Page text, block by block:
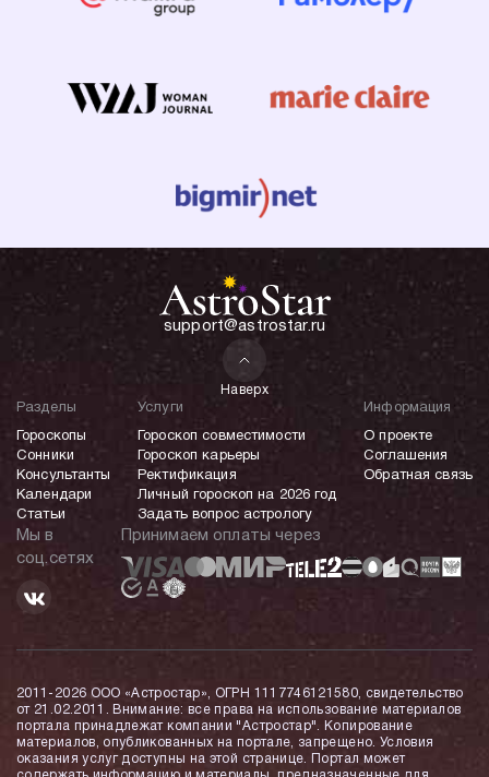
support@astrostar.ru
Наверх
Разделы
Гороскопы
Сонники
Консультанты
Календари
Статьи
Услуги
Гороскоп совместимости
Гороскоп карьеры
Ректификация
Личный гороскоп на 2026 год
Задать вопрос астрологу
Информация
О проекте
Соглашения
Обратная связь
Мы в
соц.сетях
Принимаем оплаты через
2011-2026 ООО «Астростар», ОГРН 1117746121580, свидетельство
от 21.02.2011. Внимание: все права на использование материалов
портала принадлежат компании "Астростар". Копирование
материалов, опубликованных на портале, запрещено. Условия
оказания услуг доступны на этой странице. Портал может